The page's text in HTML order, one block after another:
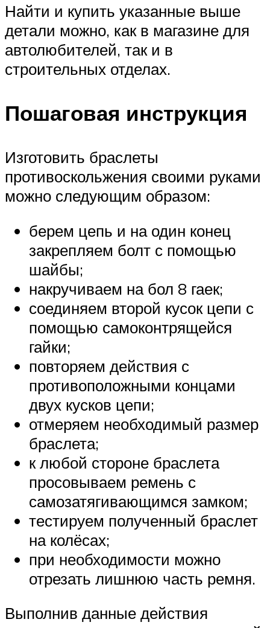
Найти и купить указанные выше
детали можно, как в магазине для
автолюбителей, так и в
строительных отделах.
Пошаговая инструкция
Изготовить браслеты
противоскольжения своими руками
можно следующим образом:
берем цепь и на один конец
закрепляем болт с помощью
шайбы;
накручиваем на бол 8 гаек;
соединяем второй кусок цепи с
помощью самоконтрящейся
гайки;
повторяем действия с
противоположными концами
двух кусков цепи;
отмеряем необходимый размер
браслета;
к любой стороне браслета
просовываем ремень с
самозатягивающимся замком;
тестируем полученный браслет
на колёсах;
при необходимости можно
отрезать лишнюю часть ремня.
Выполнив данные действия